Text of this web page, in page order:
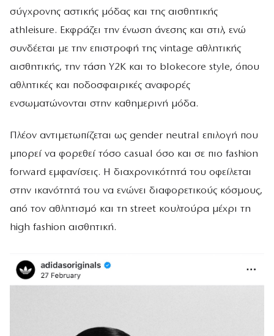
σύγχρονης αστικής μόδας και της αισθητικής
athleisure. Εκφράζει την ένωση άνεσης και στιλ, ενώ
συνδέεται με την επιστροφή της vintage αθλητικής
αισθητικής, την τάση Y2K και το blokecore style, όπου
αθλητικές και ποδοσφαιρικές αναφορές
ενσωματώνονται στην καθημερινή μόδα.
Πλέον αντιμετωπίζεται ως gender neutral επιλογή που
μπορεί να φορεθεί τόσο casual όσο και σε πιο fashion
forward εμφανίσεις. Η διαχρονικότητά του οφείλεται
στην ικανότητά του να ενώνει διαφορετικούς κόσμους,
από τον αθλητισμό και τη street κουλτούρα μέχρι τη
high fashion αισθητική.